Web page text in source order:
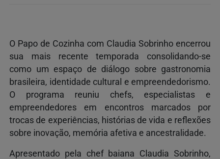
O Papo de Cozinha com Claudia Sobrinho encerrou
sua mais recente temporada consolidando-se
como um espaço de diálogo sobre gastronomia
brasileira, identidade cultural e empreendedorismo.
O programa reuniu chefs, especialistas e
empreendedores em encontros marcados por
trocas de experiências, histórias de vida e reflexões
sobre inovação, memória afetiva e ancestralidade.
Apresentado pela chef baiana Claudia Sobrinho,